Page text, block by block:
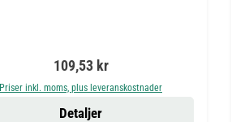
Ordinarie pris:
109,53 kr
Priser inkl. moms, plus leveranskostnader
Detaljer